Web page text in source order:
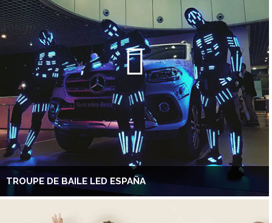
TROUPE DE BAILE LED ESPAÑA